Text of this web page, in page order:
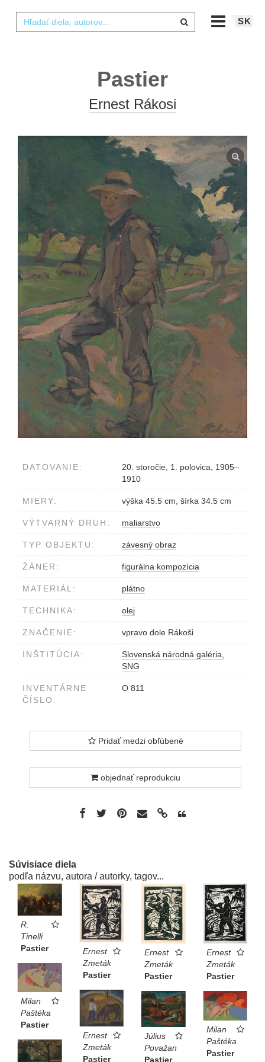
SK
Pastier
Ernest Rákosi
DATOVANIE:
20. storočie, 1. polovica, 1905–
1910
MIERY: výška 45.5 cm, šírka 34.5 cm
VÝTVARNÝ DRUH: maliarstvo
TYP OBJEKTU: závesný obraz
ŽÁNER: figurálna kompozícia
MATERIÁL: plátno
TECHNIKA: olej
ZNAČENIE: vpravo dole Rákoši
INŠTITÚCIA:
Slovenská národná galéria,
SNG
INVENTÁRNE
ČÍSLO:
O 811
Pridať medzi obľúbené
objednať reprodukciu
Súvisiace diela
podľa názvu, autora / autorky, tagov...
R.
Tinelli
Pastier
Ernest
Zmeták
Pastier
Ernest
Zmeták
Pastier
Ernest
Zmeták
Pastier
Milan
Paštéka
Pastier
Ernest
Zmeták
Pastier
Július
Považan
Pastier
Milan
Paštéka
Pastier